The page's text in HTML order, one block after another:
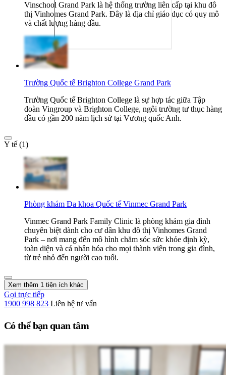
Vinschool Grand Park là hệ thống trường liên cấp tại khu đô
thị Vinhomes Grand Park. Đây là địa chỉ giáo dục có quy mô
và chất lượng hàng đầu.
Trường Quốc tế Brighton College Grand Park
Trường Quốc tế Brighton College là sự hợp tác giữa Tập
đoàn Vingroup và Brighton College, ngôi trường tư thục hàng
đầu có gần 200 năm lịch sử tại Vương quốc Anh.
Y tế (1)
Phòng khám Đa khoa Quốc tế Vinmec Grand Park
Vinmec Grand Park Family Clinic là phòng khám gia đình
chuyên biệt dành cho cư dân khu đô thị Vinhomes Grand
Park – nơi mang đến mô hình chăm sóc sức khỏe định kỳ,
toàn diện và cá nhân hóa cho mọi thành viên trong gia đình,
từ trẻ nhỏ đến người cao tuổi.
Xem thêm 1 tiện ích khác
Gọi trực tiếp
1900 998 823 Liên hệ tư vấn
Có thể bạn quan tâm